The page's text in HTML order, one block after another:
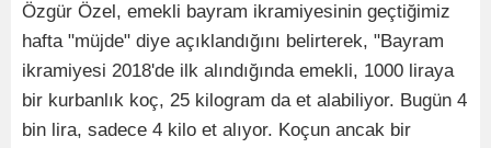
Özgür Özel, emekli bayram ikramiyesinin geçtiğimiz
hafta "müjde" diye açıklandığını belirterek, "Bayram
ikramiyesi 2018'de ilk alındığında emekli, 1000 liraya
bir kurbanlık koç, 25 kilogram da et alabiliyor. Bugün 4
bin lira, sadece 4 kilo et alıyor. Koçun ancak bir